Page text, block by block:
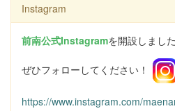
Instagram
前南公式Instagramを開設しまし
ぜひフォローしてください！
https://www.instagram.com/